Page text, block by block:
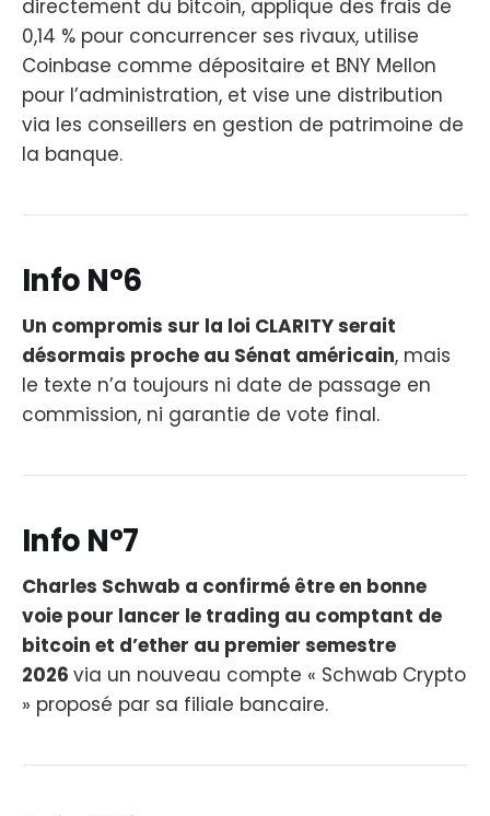
directement du bitcoin, applique des frais de
0,14 % pour concurrencer ses rivaux, utilise
Coinbase comme dépositaire et BNY Mellon
pour l’administration, et vise une distribution
via les conseillers en gestion de patrimoine de
la banque.
Info N°6
Un compromis sur la loi CLARITY serait
désormais proche au Sénat américain, mais
le texte n’a toujours ni date de passage en
commission, ni garantie de vote final.
Info N°7
Charles Schwab a confirmé être en bonne
voie pour lancer le trading au comptant de
bitcoin et d’ether au premier semestre
2026 via un nouveau compte « Schwab Crypto
» proposé par sa filiale bancaire.